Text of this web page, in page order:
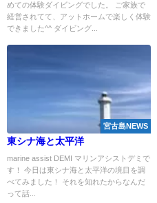
めての体験ダイビングでした。 ご家族で
経営されてて、アットホームで楽しく体験
できました^^ ダイビング...
宮古島NEWS
東シナ海と太平洋
marine assist DEMI マリンアシストデミで
す！ 今日は東シナ海と太平洋の境目を調
べてみました！ それを知れたからなんだ
って話...